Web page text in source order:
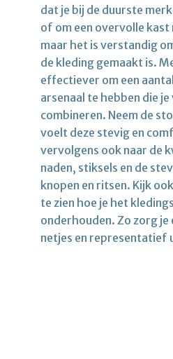
dat je bij de duurste
of om een overvolle kast
maar het is verstandig
de kleding gemaakt is.
effectiever om een
arsenaal te hebben die
combineren. Neem de
voelt deze stevig en
vervolgens ook naar de
naden, stiksels en de
knopen en ritsen. Kijk
te zien hoe je het
onderhouden. Zo zorg
netjes en representatief